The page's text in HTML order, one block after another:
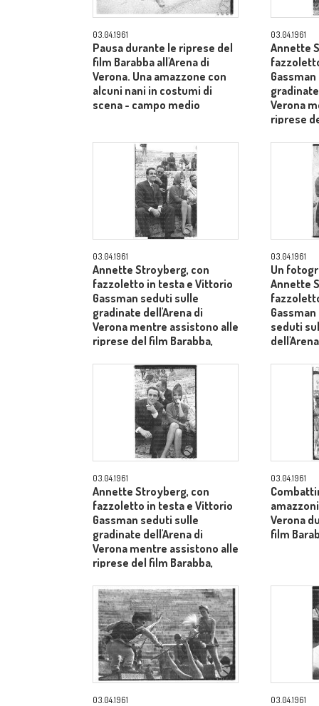
03.04.1961
Pausa durante le riprese del
film Barabba all'Arena di
Verona. Una amazzone con
alcuni nani in costumi di
scena - campo medio
03.04.1961
Annette
Verona
riprese
03.04.1961
Annette Stroyberg, con
fazzoletto in testa e Vittorio
Gassman seduti sulle
gradinate dell'Arena di
Verona mentre assistono alle
riprese del film Barabba,
Laurentiis - totale
03.04.1961
Un
Annette
seduti
03.04.1961
Annette Stroyberg, con
fazzoletto in testa e Vittorio
Gassman seduti sulle
gradinate dell'Arena di
Verona mentre assistono alle
riprese del film Barabba,
Laurentiis - totale
03.04.1961
Verona
film
03.04.1961 03.04.1961